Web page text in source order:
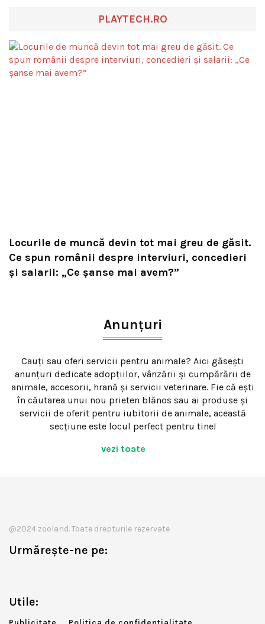
PLAYTECH.RO
Locurile de muncă devin tot mai greu de găsit.
Ce spun românii despre interviuri, concedieri
și salarii: „Ce șanse mai avem?”
Anunțuri
Cauți sau oferi servicii pentru animale? Aici găsești
anunțuri dedicate adopțiilor, vânzării și cumpărării de
animale, accesorii, hrană și servicii veterinare. Fie că ești
în căutarea unui nou prieten blănos sau ai produse și
servicii de oferit pentru iubitorii de animale, această
secțiune este locul perfect pentru tine!
vezi toate
@2024 zooland. Toate drepturile rezervate
Urmărește-ne pe:
Utile: